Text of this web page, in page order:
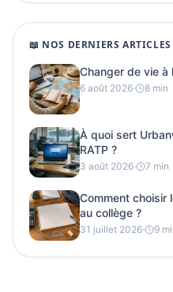
📖 NOS DERNIERS ARTICLES
Changer de vie
6 août 2026· 8 min
À quoi sert
RATP ?
3 août 2026· 7 min
Comment choisir
au collège ?
31 juillet 2026· 9